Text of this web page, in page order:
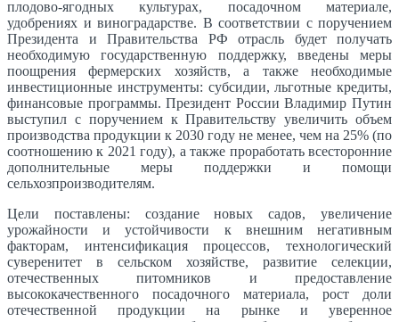
плодово-ягодных культурах, посадочном материале,
удобрениях и виноградарстве. В соответствии с поручением
Президента и Правительства РФ отрасль будет получать
необходимую государственную поддержку, введены меры
поощрения фермерских хозяйств, а также необходимые
инвестиционные инструменты: субсидии, льготные кредиты,
финансовые программы. Президент России Владимир Путин
выступил с поручением к Правительству увеличить объем
производства продукции к 2030 году не менее, чем на 25% (по
соотношению к 2021 году), а также проработать всесторонние
дополнительные меры поддержки и помощи
сельхозпроизводителям.
Цели поставлены: создание новых садов, увеличение
урожайности и устойчивости к внешним негативным
факторам, интенсификация процессов, технологический
суверенитет в сельском хозяйстве, развитие селекции,
отечественных питомников и предоставление
высококачественного посадочного материала, рост доли
отечественной продукции на рынке и уверенное